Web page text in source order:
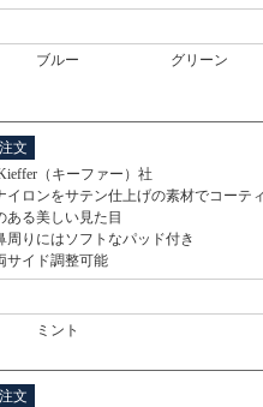
ブルー
グリーン
文
（キーファー）社
イロンをサテン仕上げの素材でコーテ
ある美しい見た目
周りにはソフトなパッド付き
サイド調整可能
ミント
文